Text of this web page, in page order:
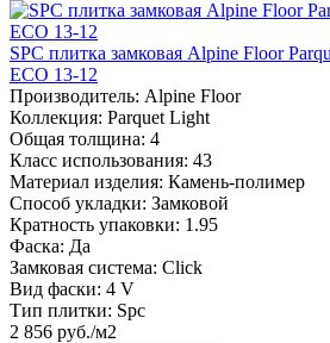
SPC плитка замковая Alpine Floor
ЕСО 13-12
Производитель: Alpine Floor
Коллекция: Parquet Light
Общая толщина: 4
Класс использования: 43
Материал изделия: Камень-полимер
Способ укладки: Замковой
Кратность упаковки: 1.95
Фаска: Да
Замковая система: Click
Вид фаски: 4 V
Тип плитки: Spc
2 856 руб./м2